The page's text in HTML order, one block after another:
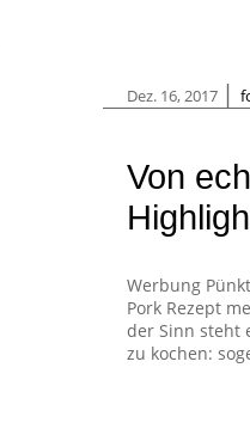
Dez. 16, 2017 |
Von
Werbung
Pork Rezept
der Sinn steht
zu kochen: